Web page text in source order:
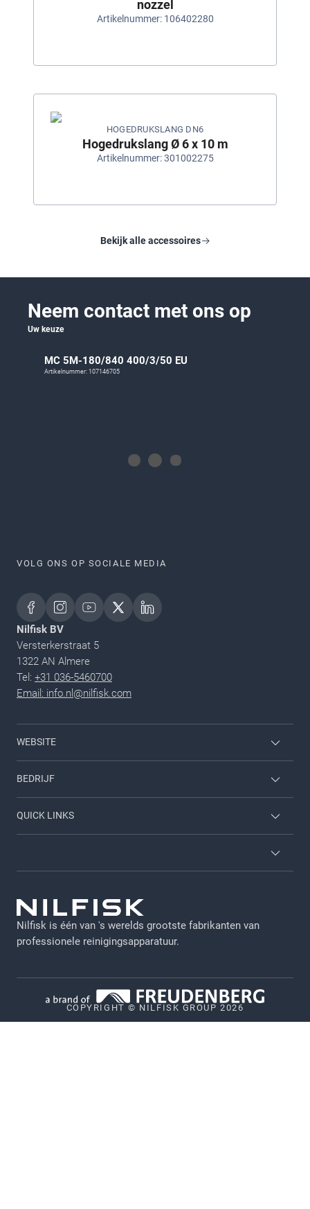
nozzel
Artikelnummer: 106402280
HOGEDRUKSLANG DN6
Hogedrukslang Ø 6 x 10 m
Artikelnummer: 301002275
Bekijk alle accessoires
Neem contact met ons op
Uw keuze
MC 5M-180/840 400/3/50 EU
Artikelnummer: 107146705
VOLG ONS OP SOCIALE MEDIA
Nilfisk BV
Versterkerstraat 5
1322 AN Almere
Tel: +31 036-5460700
Email: info.nl@nilfisk.com
WEBSITE
Inloggen werknemer
Carrieres
BEDRIJF
Over ons
QUICK LINKS
Brochures
GDPR - NL
Juridische verklaring
Vulnerability Disclosure Policy
Nilfisk is één van 's werelds grootste fabrikanten van
professionele reinigingsapparatuur.
COPYRIGHT © NILFISK GROUP 2026